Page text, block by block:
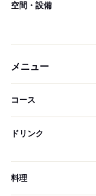
空間・設備
メニュー
コース
ドリンク
料理